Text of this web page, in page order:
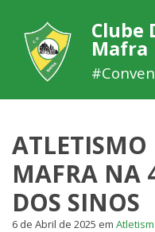
Clube
Mafra
ATLETISMO
MAFRA NA
DOS SINOS
6 de Abril de 2025 em